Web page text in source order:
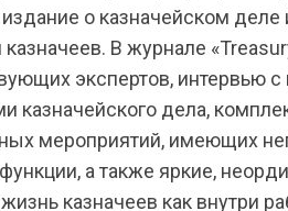
о казначейском деле
В журнале
экспертов, интервью
казначейского дела,
мероприятий, имеющих
а также яркие,
казначеев как внутри